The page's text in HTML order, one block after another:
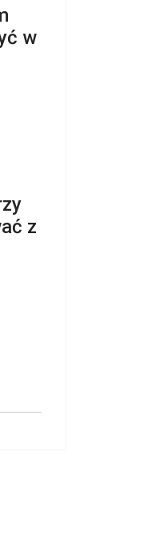
w
z